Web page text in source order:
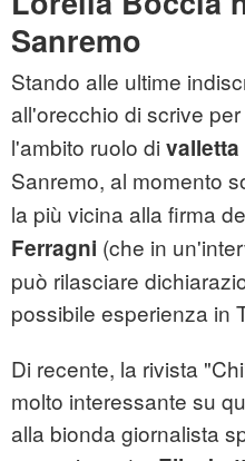
Sanremo
Stando alle ultime
all'orecchio di scrive per
l'ambito ruolo di valletta
Sanremo, al momento
la più vicina alla firma
Ferragni (che in
può rilasciare
possibile esperienza in
Di recente, la rivista
molto interessante su
alla bionda giornalista